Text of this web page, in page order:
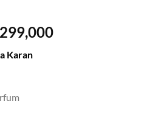
Giá
Karan